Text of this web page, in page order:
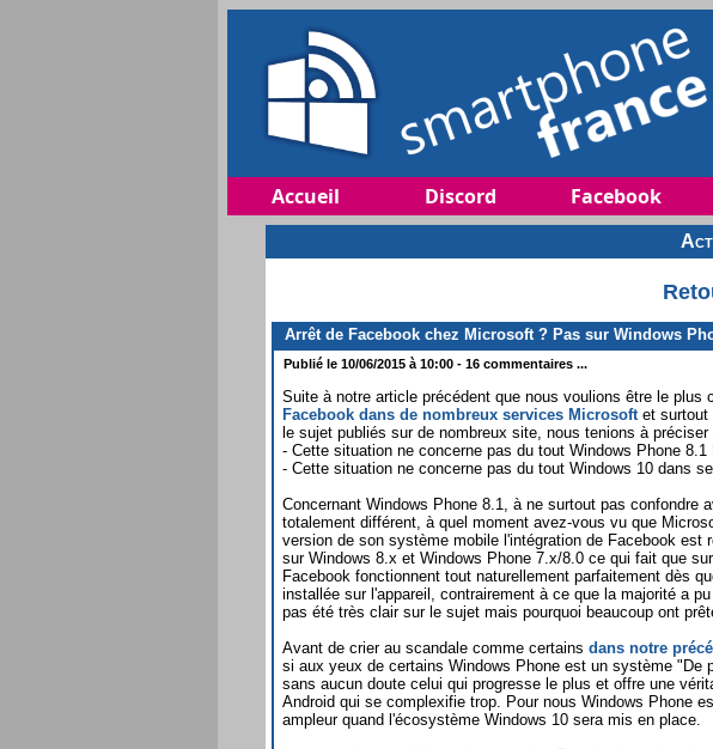
Accueil Discord Facebook
Arrêt de Facebook chez Microsoft ? Pas sur Windows
Publié le 10/06/2015 à 10:00 - 16 commentaires ...
Suite à notre article précédent que nous voulions être le plus
Facebook dans de nombreux services Microsoft et surtout
le sujet publiés sur de nombreux site, nous tenions à
- Cette situation ne concerne pas du tout Windows Phone 8.1
- Cette situation ne concerne pas du tout Windows 10 dans
Concernant Windows Phone 8.1, à ne surtout pas confondre
totalement différent, à quel moment avez-vous vu que
version de son système mobile l'intégration de Facebook est
sur Windows 8.x et Windows Phone 7.x/8.0 ce qui fait que
Facebook fonctionnent tout naturellement parfaitement dès
installée sur l'appareil, contrairement à ce que la majorité a
pas été très clair sur le sujet mais pourquoi beaucoup ont
Avant de crier au scandale comme certains dans notre
si aux yeux de certains Windows Phone est un système "De
sans aucun doute celui qui progresse le plus et offre une
Android qui se complexifie trop. Pour nous Windows Phone
ampleur quand l'écosystème Windows 10 sera mis en place.